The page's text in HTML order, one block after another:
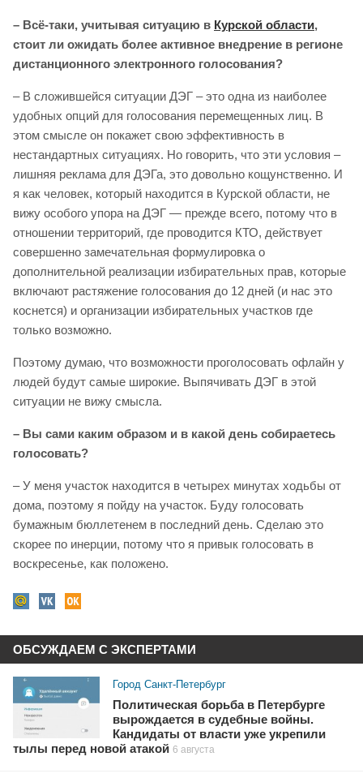
– Всё-таки, учитывая ситуацию в Курской области,
стоит ли ожидать более активное внедрение в регионе
дистанционного электронного голосования?
– В сложившейся ситуации ДЭГ – это одна из наиболее
удобных опций для голосования перемещенных лиц. В
этом смысле он покажет свою эффективность в
нестандартных ситуациях. Но говорить, что эти условия –
лишняя реклама для ДЭГа, это довольно кощунственно. И
я как человек, который находится в Курской области, не
вижу особого упора на ДЭГ — прежде всего, потому что в
отношении территорий, где проводится КТО, действует
совершенно замечательная формулировка о
дополнительной реализации избирательных прав, которые
включают растяжение голосования до 12 дней (и нас это
коснется) и организации избирательных участков где
только возможно.
Поэтому думаю, что возможности проголосовать офлайн у
людей будут самые широкие. Выпячивать ДЭГ в этой
ситуации не вижу смысла.
– Вы сами каким образом и в какой день собираетесь
голосовать?
– У меня участок находится в четырех минутах ходьбы от
дома, поэтому я пойду на участок. Буду голосовать
бумажным бюллетенем в последний день. Сделаю это
скорее по инерции, потому что я привык голосовать в
воскресенье, как положено.
ОБСУЖДАЕМ С ЭКСПЕРТАМИ
Город Санкт-Петербург
Политическая борьба в Петербурге
вырождается в судебные войны.
Кандидаты от власти уже укрепили
тылы перед новой атакой 6 августа